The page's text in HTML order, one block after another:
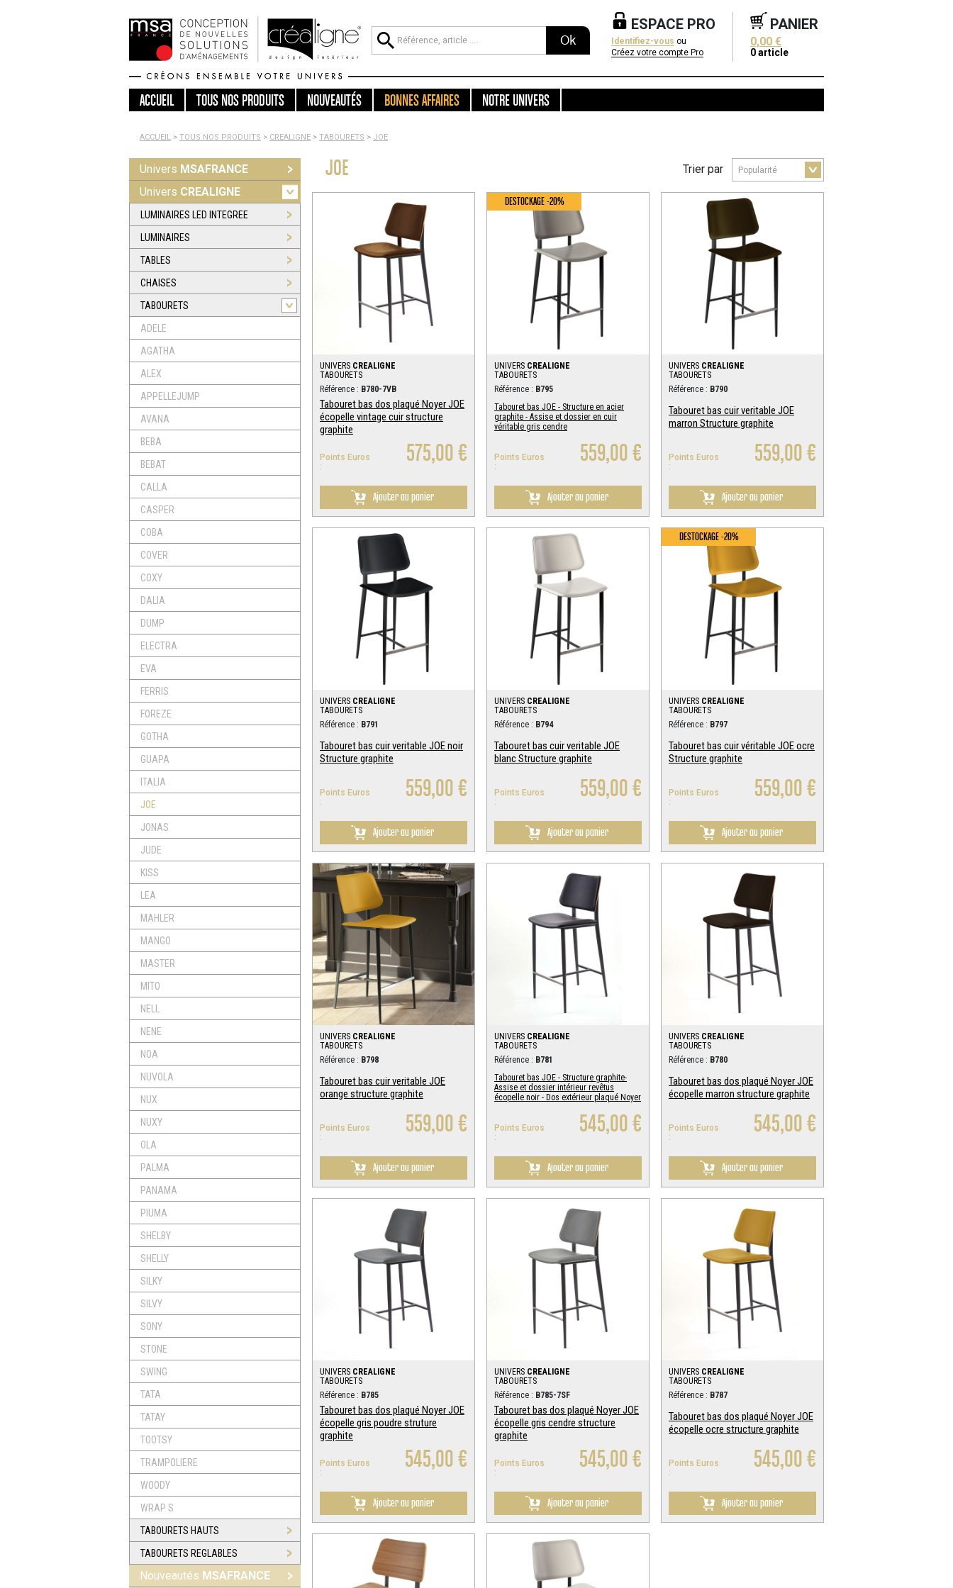
Ok
ESPACE PRO
Identifiez-vous ou
Créez votre compte Pro
PANIER
0,00 €
0article
ACCUEIL TOUSNOS PRODUITS NOUVEAUTÉS BONNES AFFAIRES NOTRE UNIVERS
ACCUEIL > TOUS NOS PRODUITS > CREALIGNE > TABOURETS > JOE
Univers MSAFRANCE
Univers CREALIGNE
LUMINAIRES LED INTEGREE
LUMINAIRES
TABLES
CHAISES
TABOURETS
ADELE
AGATHA
ALEX
APPELLEJUMP
AVANA
BEBA
BEBAT
CALLA
CASPER
COBA
COVER
COXY
DALIA
DUMP
ELECTRA
EVA
FERRIS
FOREZE
GOTHA
GUAPA
ITALIA
JOE
JONAS
JUDE
KISS
LEA
MAHLER
MANGO
MASTER
MITO
NELL
NENE
NOA
NUVOLA
NUX
NUXY
OLA
PALMA
PANAMA
PIUMA
SHELBY
SHELLY
SILKY
SILVY
SONY
STONE
SWING
TATA
TATAY
TOOTSY
TRAMPOLIERE
WOODY
WRAP S
TABOURETS HAUTS
TABOURETS REGLABLES
Nouveautés MSAFRANCE
JOE Trier par
UNIVERS CREALIGNE
TABOURETS
Référence : B780-7VB
Tabouret bas dos plaqué Noyer JOE
écopelle vintage cuir structure
graphite
Points Euros
:
575,00 €
Ajouter au panier
DESTOCKAGE -20%
UNIVERS CREALIGNE
TABOURETS
Référence : B795
Tabouret bas JOE - Structure en acier
graphite - Assise et dossier en cuir
véritable gris cendre
Points Euros
:
559,00 €
Ajouter au panier
UNIVERS CREALIGNE
TABOURETS
Référence : B790
Tabouret bas cuir veritable JOE
marron Structure graphite
Points Euros
:
559,00 €
Ajouter au panier
UNIVERS CREALIGNE
TABOURETS
Référence : B791
Tabouret bas cuir veritable JOE noir
Structure graphite
Points Euros
:
559,00 €
Ajouter au panier
UNIVERS CREALIGNE
TABOURETS
Référence : B794
Tabouret bas cuir veritable JOE
blanc Structure graphite
Points Euros
:
559,00 €
Ajouter au panier
DESTOCKAGE -20%
UNIVERS CREALIGNE
TABOURETS
Référence : B797
Tabouret bas cuir véritable JOE ocre
Structure graphite
Points Euros
:
559,00 €
Ajouter au panier
UNIVERS CREALIGNE
TABOURETS
Référence : B798
Tabouret bas cuir veritable JOE
orange structure graphite
Points Euros
:
559,00 €
Ajouter au panier
UNIVERS CREALIGNE
TABOURETS
Référence : B781
Tabouret bas JOE - Structure graphite-
Assise et dossier intérieur revêtus
écopelle noir - Dos extérieur plaqué Noyer
Points Euros
:
545,00 €
Ajouter au panier
UNIVERS CREALIGNE
TABOURETS
Référence : B780
Tabouret bas dos plaqué Noyer JOE
écopelle marron structure graphite
Points Euros
:
545,00 €
Ajouter au panier
UNIVERS CREALIGNE
TABOURETS
Référence : B785
Tabouret bas dos plaqué Noyer JOE
écopelle gris poudre struture
graphite
Points Euros
:
545,00 €
Ajouter au panier
UNIVERS CREALIGNE
TABOURETS
Référence : B785-7SF
Tabouret bas dos plaqué Noyer JOE
écopelle gris cendre structure
graphite
Points Euros
:
545,00 €
Ajouter au panier
UNIVERS CREALIGNE
TABOURETS
Référence : B787
Tabouret bas dos plaqué Noyer JOE
écopelle ocre structure graphite
Points Euros
:
545,00 €
Ajouter au panier